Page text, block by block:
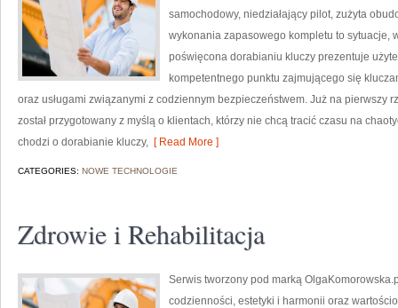
samochodowy, niedziałający pilot, zużyta
wykonania zapasowego kompletu to sytuacje,
poświęcona dorabianiu kluczy prezentuje
kompetentnego punktu zajmującego się
oraz usługami związanymi z codziennym bezpieczeństwem. Już na pierwszy
został przygotowany z myślą o klientach, którzy nie chcą tracić czasu na
chodzi o dorabianie kluczy, [ Read More ]
CATEGORIES: NOWE TECHNOLOGIE
Zdrowie i Rehabilitacja
Serwis tworzony pod marką
codzienności, estetyki i harmonii oraz